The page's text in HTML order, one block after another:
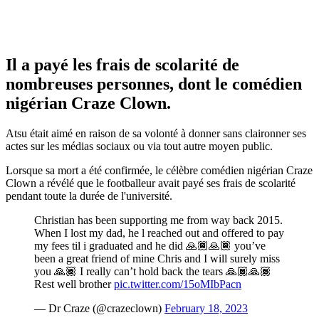
Il a payé les frais de scolarité de
nombreuses personnes, dont le comédien
nigérian Craze Clown.
Atsu était aimé en raison de sa volonté à donner sans claironner ses
actes sur les médias sociaux ou via tout autre moyen public.
Lorsque sa mort a été confirmée, le célèbre comédien nigérian Craze
Clown a révélé que le footballeur avait payé ses frais de scolarité
pendant toute la durée de l'université.
Christian has been supporting me from way back 2015.
When I lost my dad, he l reached out and offered to pay
my fees til i graduated and he did 🙏🏾🙏🏾 you’ve
been a great friend of mine Chris and I will surely miss
you 🙏🏾 I really can’t hold back the tears 🙏🏾🙏🏾
Rest well brotherpic.twitter.com/15oMIbPacn
— Dr Craze (@crazeclown) February 18, 2023